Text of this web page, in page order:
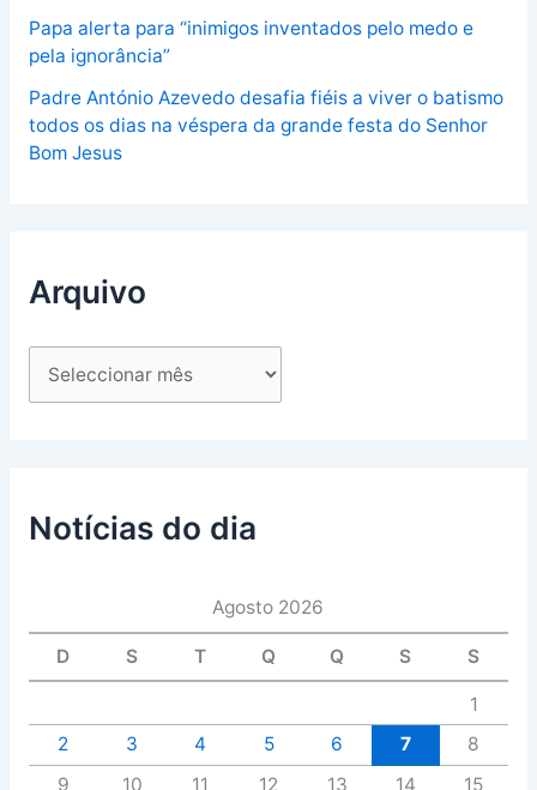
Papa alerta para “inimigos inventados pelo medo e
pela ignorância”
Padre António Azevedo desafia fiéis a viver o batismo
todos os dias na véspera da grande festa do Senhor
Bom Jesus
Arquivo
Notícias do dia
Agosto 2026
D S T Q Q S S
1
2
3 4 5 6 7
8
9
10 11 12 13 14
15